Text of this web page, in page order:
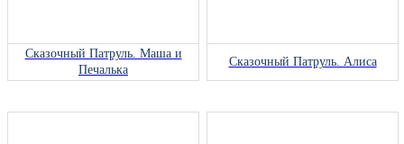
Сказочный Патруль. Маша и
Печалька
Сказочный Патруль. Алиса